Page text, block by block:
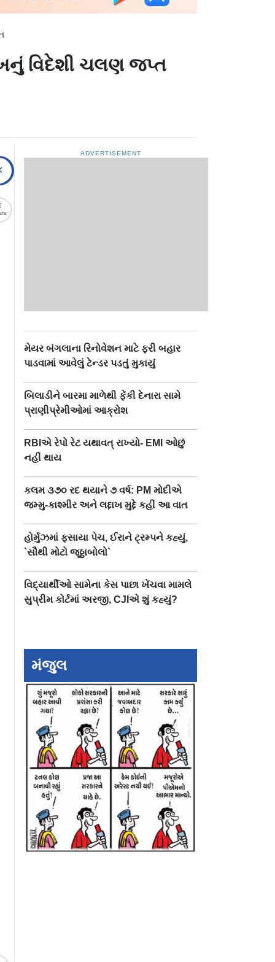
વિદેશી ચલણ જપ્ત
સામે ઊભી
થઈ ગયેલી
મુંબઈ એરપોર્ટ કસ્ટમ્સે
૧૬ કિલો વીડ જપ્ત કર્યું,
ADVERTISEMENT
મેયર બંગલાના રિનોવેશન માટે ફરી બહાર
પાડવામાં આવેલું ટેન્ડર પડતું મુકાયું
બિલાડીને બારમા માળેથી ફેંકી દેનારા સામે
પ્રાણીપ્રેમીઓમાં આક્રોશ
RBIએ રેપો રેટ યથાવત્ રાખ્યો- EMI ઓછું
નહીં થાય
કલમ ૩૭૦ રદ થયાને ૭ વર્ષ: PM મોદીએ
જમ્મુ-કાશ્મીર અને લદ્દાખ મુદ્દે કહીં આ વાત
હોર્મુઝમાં ફસાયા પેચ, ઈરાને ટ્રમ્પને કહ્યું,
`સૌથી મોટો જૂઠ્ઠાબોલો`
વિદ્યાર્થીઓ સામેના કેસ પાછા ખેંચવા મામલે
સુપ્રીમ કોર્ટમાં અરજી, CJIએ શું કહ્યું?
મંજુલ